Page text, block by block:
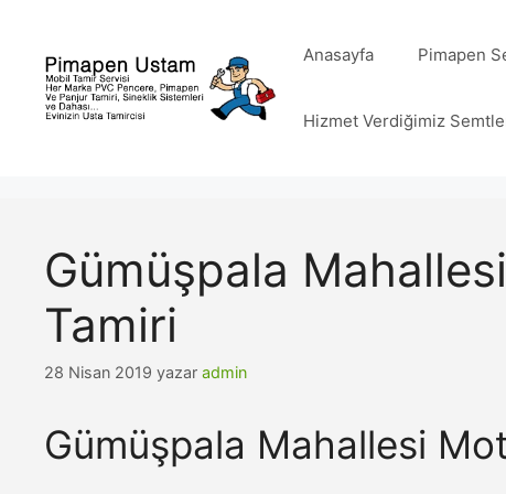
Anasayfa Pimapen
Hizmet Verdiğimiz
Gümüşpala
Tamiri
28 Nisan 2019 yazar admin
Gümüşpala Mahallesi